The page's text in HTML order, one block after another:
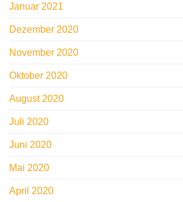
Januar 2021
Dezember 2020
November 2020
Oktober 2020
August 2020
Juli 2020
Juni 2020
Mai 2020
April 2020